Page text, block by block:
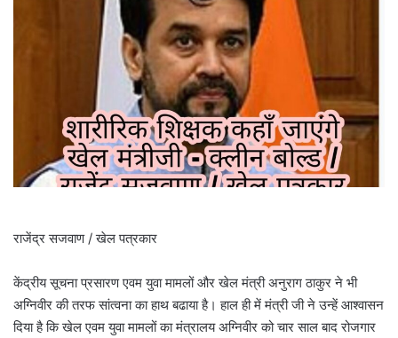
राजेंद्र सजवाण / खेल पत्रकार
केंद्रीय सूचना प्रसारण एवम युवा मामलों और खेल मंत्री अनुराग ठाकुर ने भी
अग्निवीर की तरफ सांत्वना का हाथ बढाया है। हाल ही में मंत्री जी ने उन्हें आश्वासन
दिया है कि खेल एवम युवा मामलों का मंत्रालय अग्निवीर को चार साल बाद रोजगार